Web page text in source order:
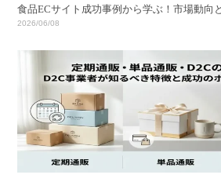
食品ECサイト成功事例から学ぶ！市場動向
2026/06/08